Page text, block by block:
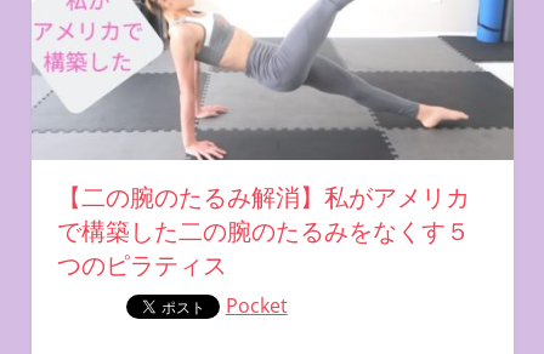
【二の腕のたるみ解消】私がアメリカ
で構築した二の腕のたるみをなくす５
つのピラティス
Pocket